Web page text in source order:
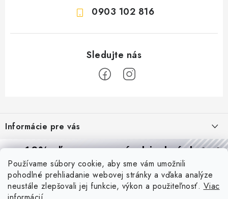
Používame súbory cookie, aby sme vám umožnili
pohodlné prehliadanie webovej stránky a vďaka analýze
neustále zlepšovali jej funkcie, výkon a použiteľnosť. Viac
0903 102 816
p
ä
Informácie pre vás
Reklamácie a formulár na odstúpenie od zmluvy
Obchodné podmienky
Podmienky ochrany osobných údajov
Blog
10% zľavana prvú objednávku
Prihláste sa azískajtezľavu aj praktické tipy,vďaka ktorým
budete svietiť lepšie a platiť menej.